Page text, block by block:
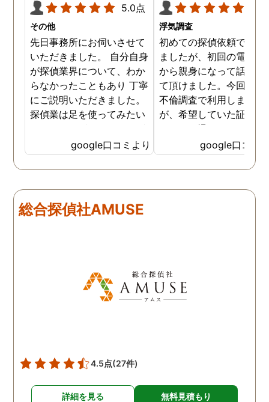
5.0点
その他
先日事務所にお伺いさせて
いただきました。 自分自身
が探偵業界について、わか
らなかったこともあり 丁寧
にご説明いただきました。
探偵業は足を使ってみたい
SNSなどの知識も豊富で、
色んな視点から対応されて
います。 他の口コミにもあ
金が安く明確で親身になっ
て対応いただける探偵さん
google口コミより
浮気調査
初めての探偵依頼で緊張
ましたが、初回の電話相
から親身になって話を聞
て頂けました。今回、夫
不倫調査で利用しました
が、希望していた証拠を
っかりと撮ってもらうこ
が出来ました。調査中も
動きがある度に細かく報
してくださり、安心しま
読めない中、柔軟に対応
す。
google口コミ
総合探偵社AMUSE
4.5点(27件)
詳細を見る 無料見積もり